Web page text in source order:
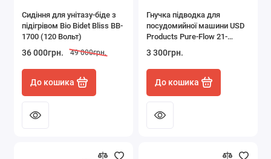
Сидіння для унітазу-біде з
підігрівом Bio Bidet Bliss BB-
1700 (120 Вольт)
36 000грн. 49 000грн.
До кошика
Гнучка підводка для
посудомийної машини USD
Products Pure-Flow 21-
нержавіючої сталі з
кутовим фітингом
3 300грн.
До кошика